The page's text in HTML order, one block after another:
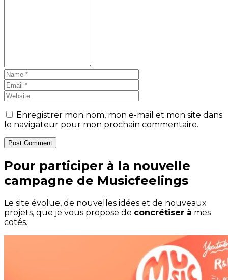
Enregistrer mon nom, mon e-mail et mon site dans
le navigateur pour mon prochain commentaire.
Post Comment
Pour participer à la nouvelle
campagne de Musicfeelings
Le site évolue, de nouvelles idées et de nouveaux
projets, que je vous propose de concrétiser à mes
cotés.